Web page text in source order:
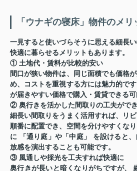
「ウナギの寝床」物件のメリ
一見すると使いづらそうに思える細長
快適に暮らせるメリットもあります。
① 土地代・賃料が比較的安い
間口が狭い物件は、同じ面積でも価格
め、コストを重視する方には魅力的で
が届きやすい価格で購入・賃貸できる可
② 奥行きを活かした間取りの工夫がで
細長い間取りをうまく活用すれば、リ
順番に配置でき、空間を分けやすくな
に
「通り庭」や「中庭」
を設けると
放感を演出することも可能です。
③ 風通しや採光を工夫すれば快適に
奥行きが長いと暗くなりがちですが、